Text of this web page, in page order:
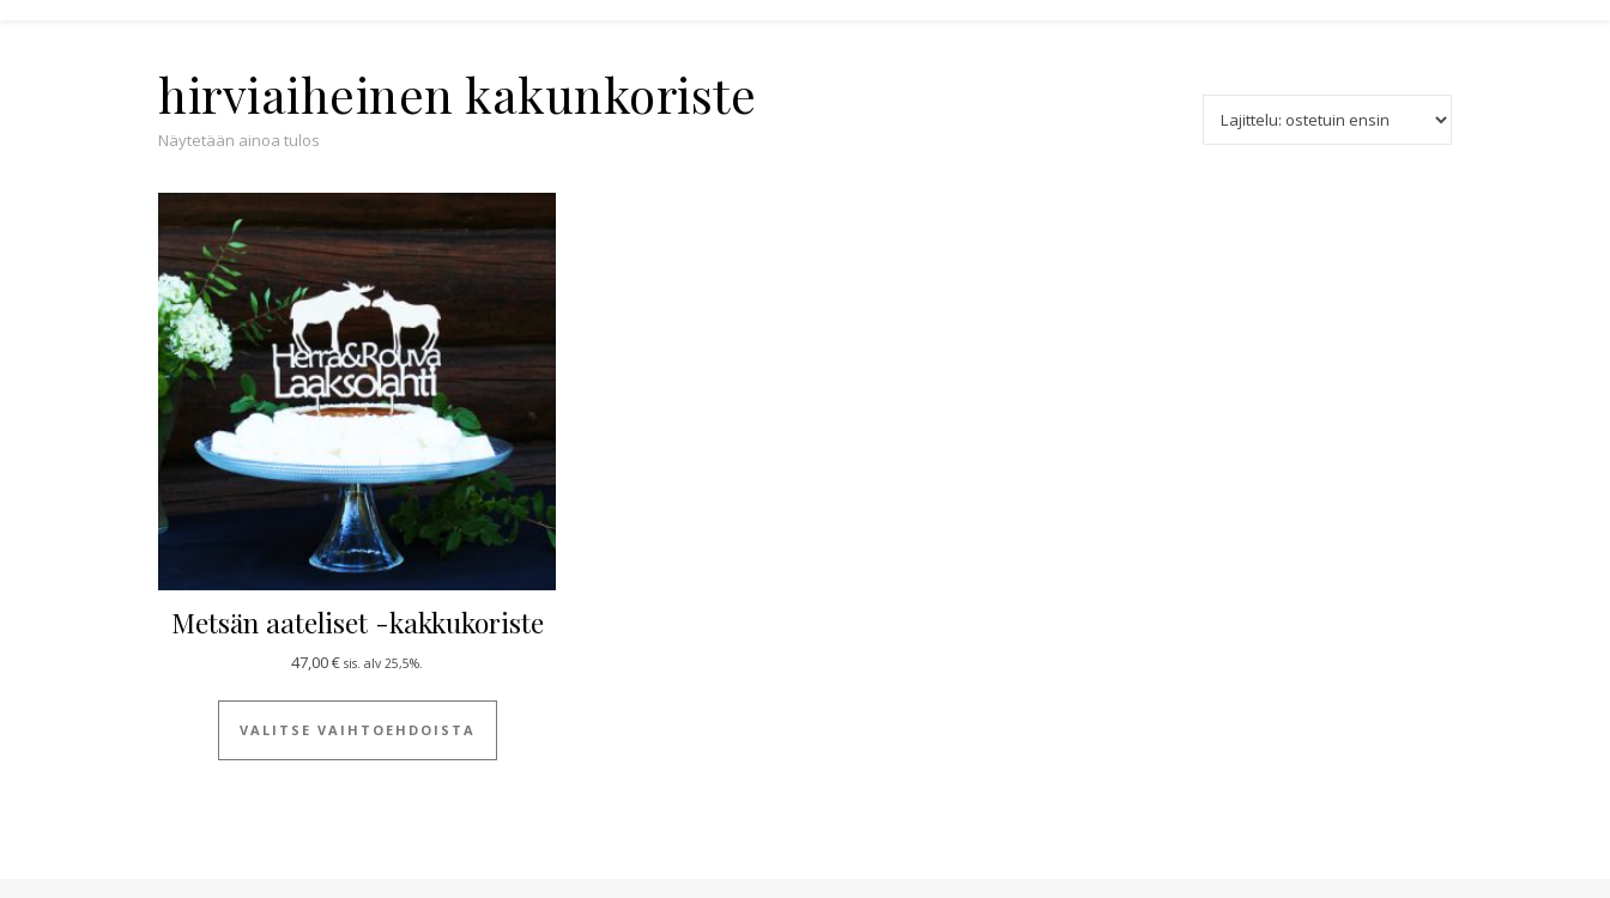
hirviaiheinen kakunkoriste
Näytetään ainoa tulos
Metsän aateliset -kakkukoriste
47,00€ sis. alv 25,5%.
VALITSE VAIHTOEHDOISTA
Tällä tuotteella on useampi muunnelma. Voit tehdä valinnat tuotteen sivulla.